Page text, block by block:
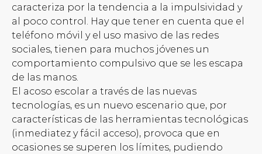
caracteriza por la tendencia a la impulsividad y
al poco control. Hay que tener en cuenta que el
teléfono móvil y el uso masivo de las redes
sociales, tienen para muchos jóvenes un
comportamiento compulsivo que se les escapa
de las manos.
El acoso escolar a través de las nuevas
tecnologías, es un nuevo escenario que, por
características de las herramientas tecnológicas
(inmediatez y fácil acceso), provoca que en
ocasiones se superen los límites, pudiendo